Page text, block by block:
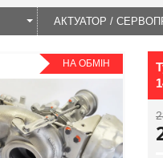
АКТУАТОР /
НА ОБМІН